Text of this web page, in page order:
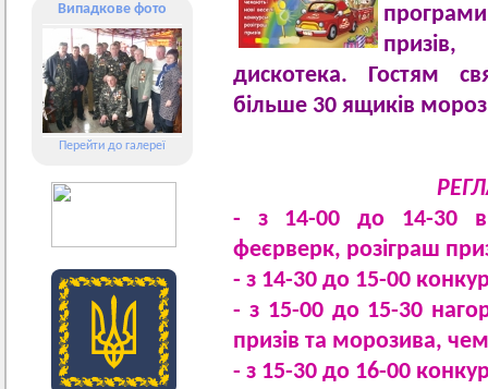
Випадкове фото
Перейти до галереї
програми
призів,
дискотека. Гостям
більше 30 ящиків
- з 14-00 до 14-30
феєрверк, розіграш
- з 14-30 до 15-00
- з 15-00 до 15-30
призів та морозива,
- з 15-30 до 16-00